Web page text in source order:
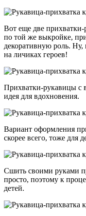
Вот еще две
по той же выкройке,
декоративную роль.
на личиках героев!
Прихватки-рукавицы с
идея для вдохновения.
Вариант оформления
скорее всего, тоже для
Сшить своими руками
просто, поэтому к
детей.